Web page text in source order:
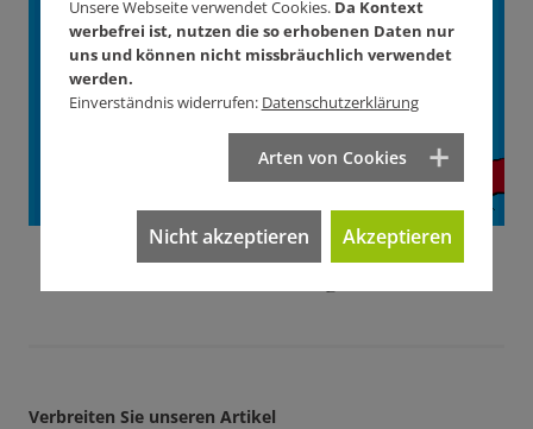
KONTEXT!
Wie? Hier! Jetzt!
Verbreiten Sie unseren Artikel
Unsere Webseite verwendet Cookies. Da Kontext
werbefrei ist, nutzen die so erhobenen Daten nur
uns und können nicht missbräuchlich verwendet
werden.
Einverständnis widerrufen: Datenschutzerklärung
Arten von Cookies
Nicht akzeptieren Akzeptieren